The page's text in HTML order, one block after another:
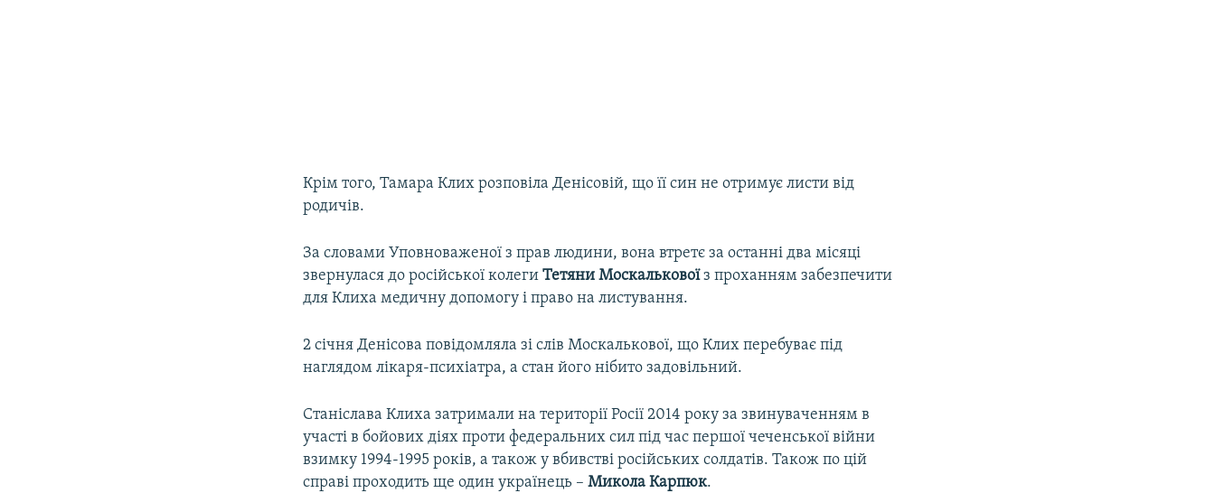
Крім того, Тамара Клих розповіла Денісовій, що її син не отримує листи від
родичів.
За словами Уповноваженої з прав людини, вона втретє за останні два місяці
звернулася до російської колегиТетяни Москальковоїз проханням забезпечити
для Клиха медичну допомогу і право на листування.
2 січня Денісова повідомляла зі слів Москалькової, що Клих перебуває під
наглядом лікаря-психіатра, а стан його нібито задовільний.
Станіслава Клиха затримали на території Росії 2014 року за звинуваченням в
участі в бойових діях проти федеральних сил під час першої чеченської війни
взимку 1994-1995 років, а також у вбивстві російських солдатів. Також по цій
справі проходить ще один українець –Микола Карпюк.